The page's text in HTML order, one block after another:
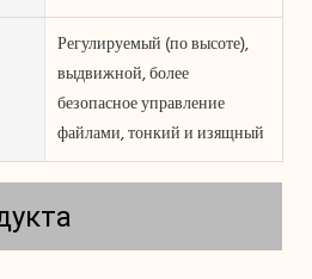
Регулируемый (по высоте),
выдвижной, более
безопасное управление
файлами, тонкий и изящный